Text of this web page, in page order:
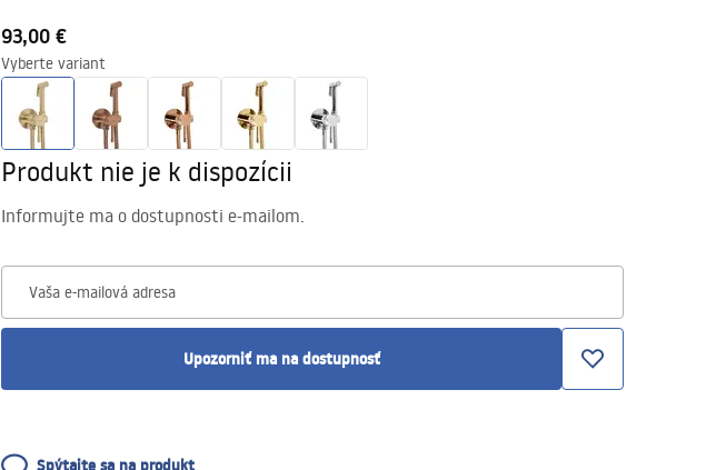
93,00 €
Vyberte variant
Produkt nie je k dispozícii
Informujte ma o dostupnosti e-mailom.
Vaša e-mailová adresa
Upozorniť ma na dostupnosť
Spýtajte sa na produkt